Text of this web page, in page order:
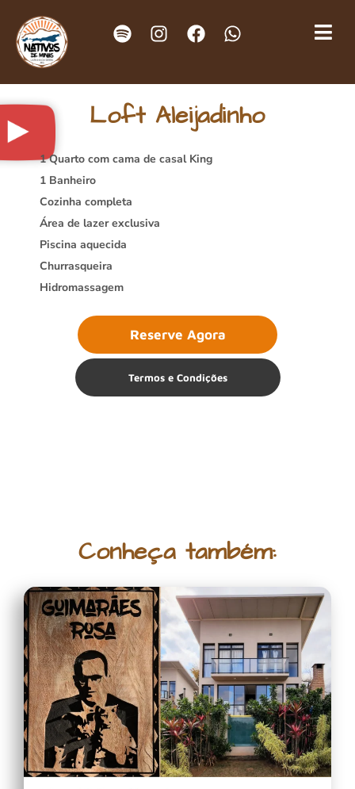
Loft Aleijadinho
1 Quarto com cama de casal King
1 Banheiro
Cozinha completa
Área de lazer exclusiva
Piscina aquecida
Churrasqueira
Hidromassagem
Reserve Agora
Termos e Condições
Conheça também: